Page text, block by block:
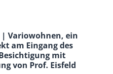
| Variowohnen, ein
am Eingang des
mit
von Prof. Eisfeld